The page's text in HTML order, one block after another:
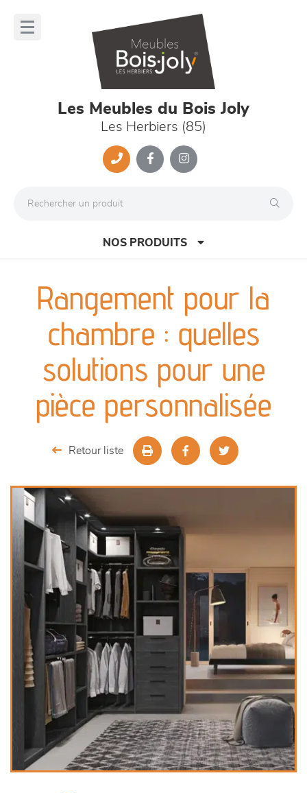
Les Meubles du Bois Joly
Les Herbiers (85)
NOS PRODUITS
canapés et fauteuils
séjours
chambres et dressing
décoration
Rangement pour la
chambre : quelles
solutions pour une
pièce personnalisée
Retour liste